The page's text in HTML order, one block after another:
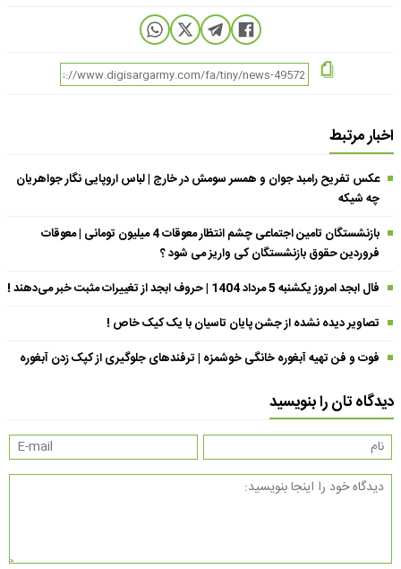
اخبار مرتبط
عکس تفریح رامبد جوان و همسر سومش در خارج | لباس اروپایی نگار جواهریان
چه شیکه
بازنشستگان تامین اجتماعی چشم انتظار معوقات 4 میلیون تومانی | معوقات
فروردین حقوق بازنشستگان کی واریز می شود ؟
فال ابجد امروز یکشنبه 5 مرداد 1404 | حروف ابجد از تغییرات مثبت خبر می‌دهند !
تصاویر دیده نشده از جشن پایان تاسیان با یک کیک خاص !
فوت و فن تهیه آبغوره خانگی خوشمزه | ترفندهای جلوگیری از کپک زدن آبغوره
دیدگاه تان را بنویسید